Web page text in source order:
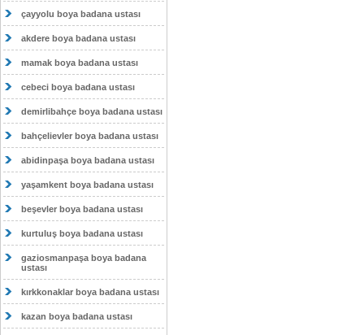
çayyolu boya badana ustası
akdere boya badana ustası
mamak boya badana ustası
cebeci boya badana ustası
demirlibahçe boya badana ustası
bahçelievler boya badana ustası
abidinpaşa boya badana ustası
yaşamkent boya badana ustası
beşevler boya badana ustası
kurtuluş boya badana ustası
gaziosmanpaşa boya badana
ustası
kırkkonaklar boya badana ustası
kazan boya badana ustası